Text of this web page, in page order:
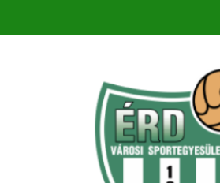
Történelmet írt az I.
Ellenfelünk